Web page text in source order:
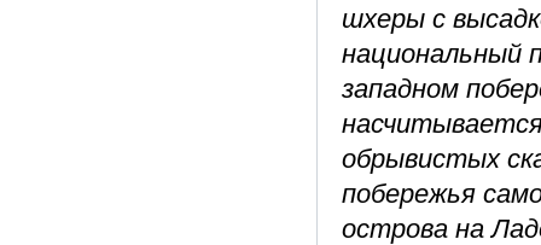
шхеры с
национальный
западном
обрывистых
побережья
острова на